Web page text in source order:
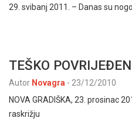
29. svibanj 2011. – Danas su
TEŠKO
Autor Novagra - 23/12/2010
NOVA GRADIŠKA, 23. prosinac
raskrižju